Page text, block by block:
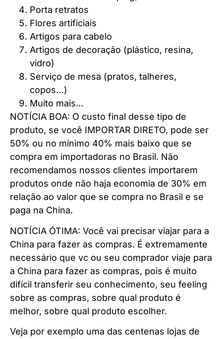
Porta retratos
Flores artificiais
Artigos para cabelo
Artigos de decoração (plástico, resina,
vidro)
Serviço de mesa (pratos, talheres,
copos…)
Muito mais…
NOTÍCIA BOA: O custo final desse tipo de
produto, se você IMPORTAR DIRETO, pode ser
50% ou no mínimo 40% mais baixo que se
compra em importadoras no Brasil. Não
recomendamos nossos clientes importarem
produtos onde não haja economia de 30% em
relação ao valor que se compra no Brasil e se
paga na China.
NOTÍCIA ÓTIMA: Você vai precisar viajar para a
China para fazer as compras. É extremamente
necessário que vc ou seu comprador viaje para
a China para fazer as compras, pois é muito
difícil transferir seu conhecimento, seu feeling
sobre as compras, sobre qual produto é
melhor, sobre qual produto escolher.
Veja por exemplo uma das centenas lojas de